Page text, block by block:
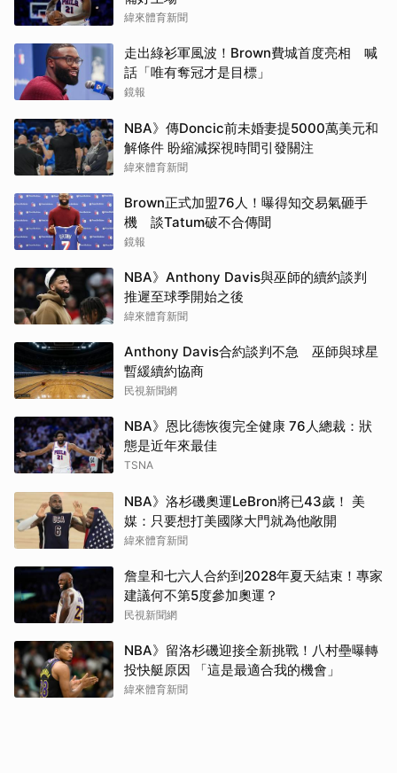
緯來體育新聞
走出綠衫軍風波！Brown費城首度亮相 喊
話「唯有奪冠才是目標」
鏡報
NBA》傳Doncic前未婚妻提5000萬美元和
解條件 盼縮減探視時間引發關注
緯來體育新聞
Brown正式加盟76人！曝得知交易氣砸手
機 談Tatum破不合傳聞
鏡報
NBA》Anthony Davis與巫師的續約談判
推遲至球季開始之後
緯來體育新聞
Anthony Davis合約談判不急 巫師與球星
暫緩續約協商
民視新聞網
NBA》恩比德恢復完全健康 76人總裁：狀
態是近年來最佳
TSNA
NBA》洛杉磯奧運LeBron將已43歲！ 美
媒：只要想打美國隊大門就為他敞開
緯來體育新聞
詹皇和七六人合約到2028年夏天結束！專家
建議何不第5度參加奧運？
民視新聞網
NBA》留洛杉磯迎接全新挑戰！八村壘曝轉
投快艇原因 「這是最適合我的機會」
緯來體育新聞